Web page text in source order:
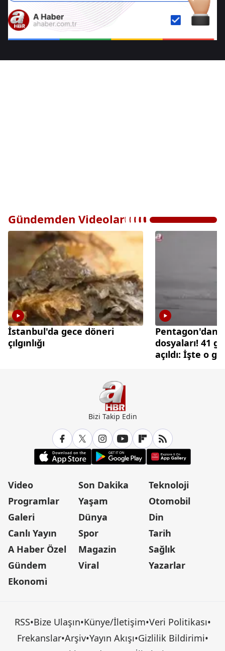
Gündemden Videolar
İstanbul'da gece döneri
çılgınlığı
Pentagon'dan
dosyaları! 41
açıldı: İşte o
Bizi Takip Edin
Video
Programlar
Galeri
Canlı Yayın
A Haber Özel
Gündem
Ekonomi
Son Dakika
Yaşam
Dünya
Spor
Magazin
Viral
Teknoloji
Otomobil
Din
Tarih
Sağlık
Yazarlar
RSS•Bize Ulaşın•Künye/İletişim•Veri Politikası•
Frekanslar•Arşiv•Yayın Akışı•Gizlilik Bildirimi•